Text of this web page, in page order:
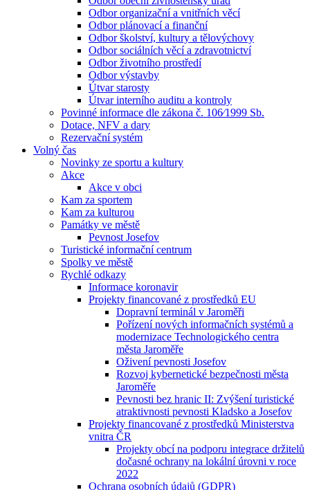
Odbor organizační a vnitřních věcí
Odbor plánovací a finanční
Odbor školství, kultury a tělovýchovy
Odbor sociálních věcí a zdravotnictví
Odbor životního prostředí
Odbor výstavby
Útvar starosty
Útvar interního auditu a kontroly
Povinné informace dle zákona č. 106⁄1999 Sb.
Dotace, NFV a dary
Rezervační systém
Volný čas
Novinky ze sportu a kultury
Akce
Akce v obci
Kam za sportem
Kam za kulturou
Památky ve městě
Pevnost Josefov
Turistické informační centrum
Spolky ve městě
Rychlé odkazy
Informace koronavir
Projekty financované z prostředků EU
Dopravní terminál v Jaroměři
Pořízení nových informačních systémů a
modernizace Technologického centra
města Jaroměře
Oživení pevnosti Josefov
Rozvoj kybernetické bezpečnosti města
Jaroměře
Pevnosti bez hranic II: Zvýšení turistické
atraktivnosti pevnosti Kladsko a Josefov
Projekty financované z prostředků Ministerstva
vnitra ČR
Projekty obcí na podporu integrace držitelů
dočasné ochrany na lokální úrovni v roce
2022
Ochrana osobních údajů (GDPR)